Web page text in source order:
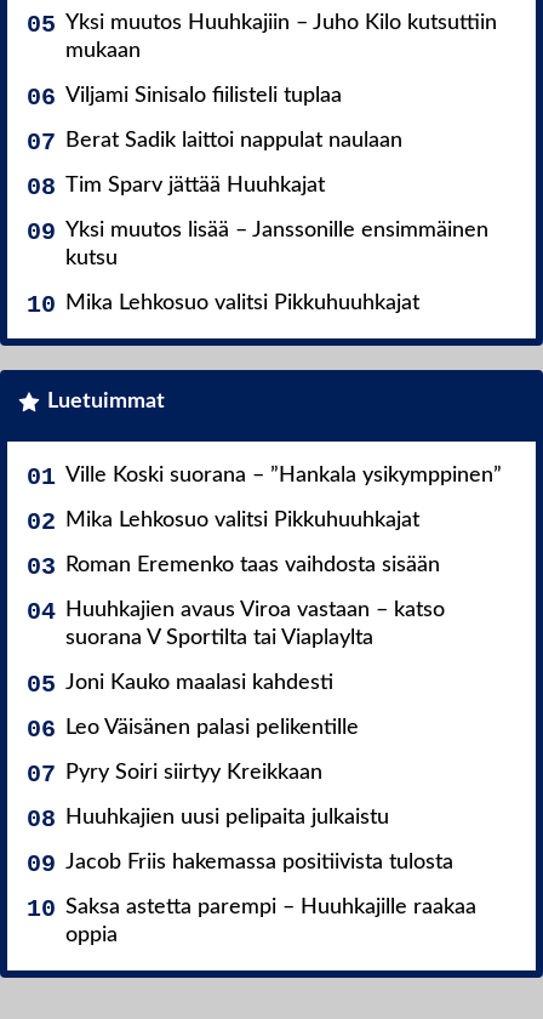
Yksi muutos Huuhkajiin – Juho Kilo kutsuttiin
mukaan
Viljami Sinisalo fiilisteli tuplaa
Berat Sadik laittoi nappulat naulaan
Tim Sparv jättää Huuhkajat
Yksi muutos lisää – Janssonille ensimmäinen
kutsu
Mika Lehkosuo valitsi Pikkuhuuhkajat
Luetuimmat
Ville Koski suorana – ”Hankala ysikymppinen”
Mika Lehkosuo valitsi Pikkuhuuhkajat
Roman Eremenko taas vaihdosta sisään
Huuhkajien avaus Viroa vastaan – katso
suorana V Sportilta tai Viaplaylta
Joni Kauko maalasi kahdesti
Leo Väisänen palasi pelikentille
Pyry Soiri siirtyy Kreikkaan
Huuhkajien uusi pelipaita julkaistu
Jacob Friis hakemassa positiivista tulosta
Saksa astetta parempi – Huuhkajille raakaa
oppia